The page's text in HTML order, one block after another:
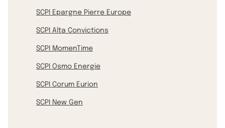
SCPI Epargne Pierre Europe
SCPI Alta Convictions
SCPI MomenTime
SCPI Osmo Energie
SCPI Corum Eurion
SCPI New Gen